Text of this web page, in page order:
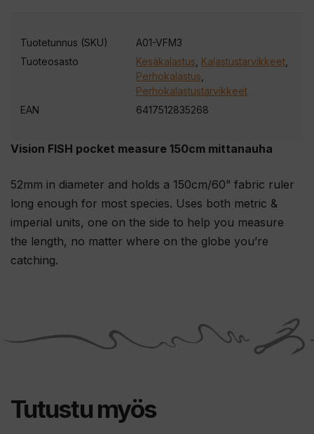
Vision FISH pocket measure 150cm mittanauha
52mm in diameter and holds a 150cm/60” fabric ruler
long enough for most species. Uses both metric &
imperial units, one on the side to help you measure
the length, no matter where on the globe you’re
catching.
Tuotetunnus (SKU)
A01-VFM3
Tuoteosasto
Kesäkalastus Kalastustarvikkeet
Perhokalastus
Perhokalastustarvikkeet
EAN
6417512835268
Tutustu myös